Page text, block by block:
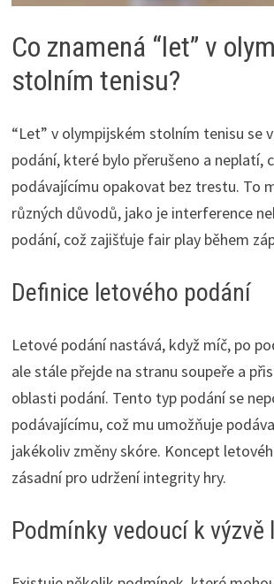
Co znamená “let” v
stolním tenisu?
“Let” v olympijském stolním tenisu se
podání, které bylo přerušeno a neplatí,
podávajícímu opakovat bez trestu. To
různých důvodů, jako je interference
podání, což zajišťuje fair play během
Definice letového podání
Letové podání nastává, když míč, po
ale stále přejde na stranu soupeře a
oblasti podání. Tento typ podání se
podávajícímu, což mu umožňuje
jakékoliv změny skóre. Koncept
zásadní pro udržení integrity hry.
Podmínky vedoucí k výzvě